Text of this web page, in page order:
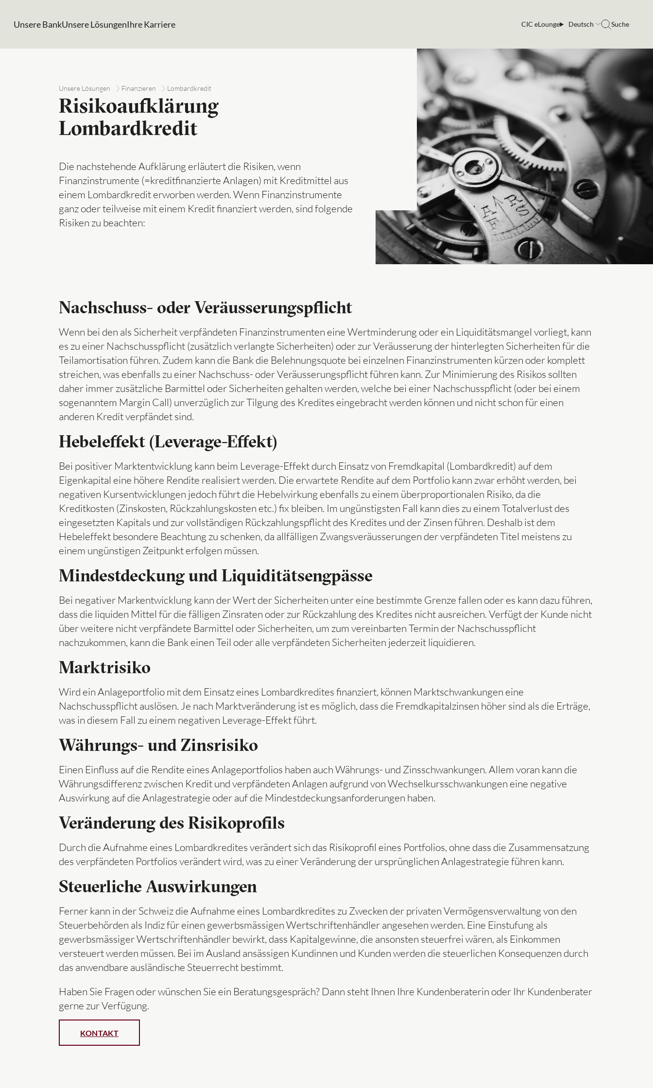
Unsere BankUnsere LösungenIhre Karriere CIC eLounge Deutsch Suche
Unsere Lösungen Finanzieren Lombardkredit
Risikoaufklärung
Lombardkredit
Die nachstehende Aufklärung erläutert die Risiken, wenn
Finanzinstrumente (=kreditfinanzierte Anlagen) mit Kreditmittel aus
einem Lombardkredit erworben werden. Wenn Finanzinstrumente
ganz oder teilweise mit einem Kredit finanziert werden, sind folgende
Risiken zu beachten:
Nachschuss- oder Veräusserungspflicht
Wenn bei den als Sicherheit verpfändeten Finanzinstrumenten eine Wertminderung oder ein Liquiditätsmangel vorliegt, kann
es zu einer Nachschusspflicht (zusätzlich verlangte Sicherheiten) oder zur Veräusserung der hinterlegten Sicherheiten für die
Teilamortisation führen. Zudem kann die Bank die Belehnungsquote bei einzelnen Finanzinstrumenten kürzen oder komplett
streichen, was ebenfalls zu einer Nachschuss- oder Veräusserungspflicht führen kann. Zur Minimierung des Risikos sollten
daher immer zusätzliche Barmittel oder Sicherheiten gehalten werden, welche bei einer Nachschusspflicht (oder bei einem
sogenanntem Margin Call) unverzüglich zur Tilgung des Kredites eingebracht werden können und nicht schon für einen
anderen Kredit verpfändet sind.
Hebeleffekt (Leverage-Effekt)
Bei positiver Marktentwicklung kann beim Leverage-Effekt durch Einsatz von Fremdkapital (Lombardkredit) auf dem
Eigenkapital eine höhere Rendite realisiert werden. Die erwartete Rendite auf dem Portfolio kann zwar erhöht werden, bei
negativen Kursentwicklungen jedoch führt die Hebelwirkung ebenfalls zu einem überproportionalen Risiko, da die
Kreditkosten (Zinskosten, Rückzahlungskosten etc.) fix bleiben. Im ungünstigsten Fall kann dies zu einem Totalverlust des
eingesetzten Kapitals und zur vollständigen Rückzahlungspflicht des Kredites und der Zinsen führen. Deshalb ist dem
Hebeleffekt besondere Beachtung zu schenken, da allfälligen Zwangsveräusserungen der verpfändeten Titel meistens zu
einem ungünstigen Zeitpunkt erfolgen müssen.
Mindestdeckung und Liquiditätsengpässe
Bei negativer Markentwicklung kann der Wert der Sicherheiten unter eine bestimmte Grenze fallen oder es kann dazu führen,
dass die liquiden Mittel für die fälligen Zinsraten oder zur Rückzahlung des Kredites nicht ausreichen. Verfügt der Kunde nicht
über weitere nicht verpfändete Barmittel oder Sicherheiten, um zum vereinbarten Termin der Nachschusspflicht
nachzukommen, kann die Bank einen Teil oder alle verpfändeten Sicherheiten jederzeit liquidieren.
Marktrisiko
Wird ein Anlageportfolio mit dem Einsatz eines Lombardkredites finanziert, können Marktschwankungen eine
Nachschusspflicht auslösen. Je nach Marktveränderung ist es möglich, dass die Fremdkapitalzinsen höher sind als die Erträge,
was in diesem Fall zu einem negativen Leverage-Effekt führt.
Währungs- und Zinsrisiko
Einen Einfluss auf die Rendite eines Anlageportfolios haben auch Währungs- und Zinsschwankungen. Allem voran kann die
Währungsdifferenz zwischen Kredit und verpfändeten Anlagen aufgrund von Wechselkursschwankungen eine negative
Auswirkung auf die Anlagestrategie oder auf die Mindestdeckungsanforderungen haben.
Veränderung des Risikoprofils
Durch die Aufnahme eines Lombardkredites verändert sich das Risikoprofil eines Portfolios, ohne dass die Zusammensatzung
des verpfändeten Portfolios verändert wird, was zu einer Veränderung der ursprünglichen Anlagestrategie führen kann.
Steuerliche Auswirkungen
Ferner kann in der Schweiz die Aufnahme eines Lombardkredites zu Zwecken der privaten Vermögensverwaltung von den
Steuerbehörden als Indiz für einen gewerbsmässigen Wertschriftenhändler angesehen werden. Eine Einstufung als
gewerbsmässiger Wertschriftenhändler bewirkt, dass Kapitalgewinne, die ansonsten steuerfrei wären, als Einkommen
versteuert werden müssen. Bei im Ausland ansässigen Kundinnen und Kunden werden die steuerlichen Konsequenzen durch
das anwendbare ausländische Steuerrecht bestimmt.
Haben Sie Fragen oder wünschen Sie ein Beratungsgespräch? Dann steht Ihnen Ihre Kundenberaterin oder Ihr Kundenberater
gerne zur Verfügung.